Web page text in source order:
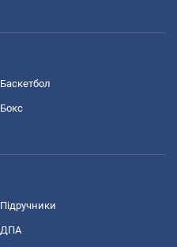
Баскетбол
Бокс
Підручники
ДПА